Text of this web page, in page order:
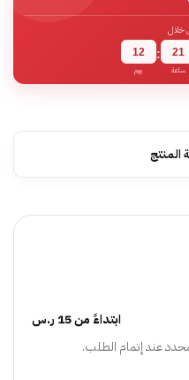
خلال
12
يوم
: 21
ساعة
المنتج
ابتداءً من 15 ر.س
عند إتمام الطلب.